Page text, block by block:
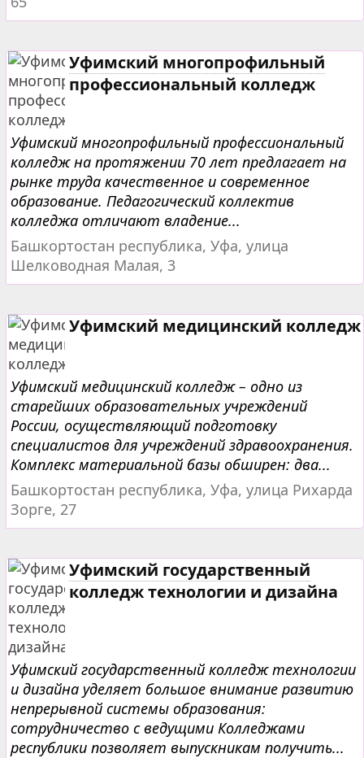
Уфимский многопрофильный
профессиональный колледж
Уфимский многопрофильный профессиональный
колледж на протяжении 70 лет предлагает на
рынке труда качественное и современное
образование. Педагогический коллектив
колледжа отличают владение...
Башкортостан республика, Уфа, улица
Шелководная Малая, 3
Уфимский медицинский колледж
Уфимский медицинский колледж – одно из
старейших образовательных учреждений
России, осуществляющий подготовку
специалистов для учреждений здравоохранения.
Комплекс материальной базы обширен: два...
Башкортостан республика, Уфа, улица Рихарда
Зорге, 27
Уфимский государственный
колледж технологии и дизайна
Уфимский государственный колледж технологии
и дизайна уделяет большое внимание развитию
непрерывной системы образования:
сотрудничество с ведущими Колледжами
республики позволяет выпускникам получить...